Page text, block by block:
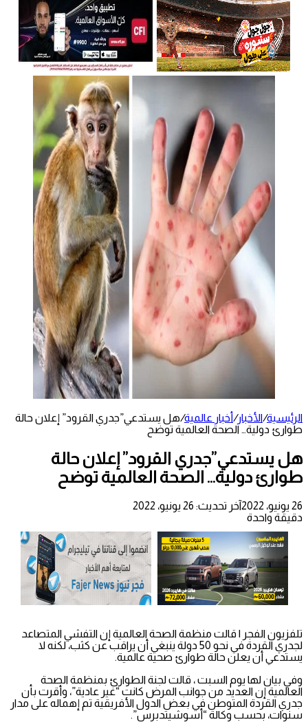
الرئيسية/الأخبار/أخبار عالمية/هل يستدعي”جدري القرود” إعلان حالة
طوارئ دولية… الصحة العالمية توضح
هل يستدعي”جدري القرود” إعلان حالة
طوارئ دولية… الصحة العالمية توضح
26 يونيو، 2022
آخر تحديث: 26 يونيو، 2022
دقيقة واحدة
تلفزيون الفجر | قالت منظمة الصحة العالمية إن التفشي المتصاعد
لجدري القردة في نحو 50 دولة ينبغي أن يراقب عن كثب، لكنه لا
يستدعي أن يعلن حالة طوارئ صحية عالمية.
وفي بيان لها يوم السبت ، قالت لجنة الطوارئ بمنظمة الصحة
العالمية إن العديد من جوانب المرض كانت “غير عادية”، وأقرت بأن
جدري القردة المتوطن في بعض الدول الأفريقية تم إهماله على مدار
سنوات، بحسب وكالة “أسوشيتدبرس”.